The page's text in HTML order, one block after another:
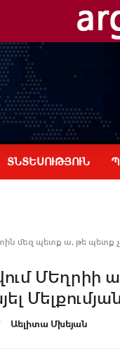
ՏՆՏԵՍՈՒԹՅՈՒՆ
մեզ պետք ա, թե պետք
Աելիտա Մխեյան